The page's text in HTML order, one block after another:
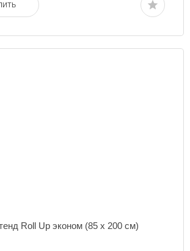
Roll Up эконом (85 х 200 см)